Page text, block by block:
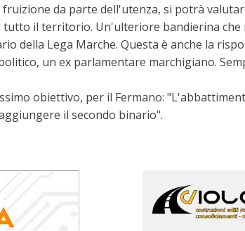
da parte dell'utenza, si potrà
il territorio. Un'ulteriore bandierina che
della Lega Marche. Questa è anche la
un ex parlamentare marchigiano.
obiettivo, per il Fermano:
il secondo binario".